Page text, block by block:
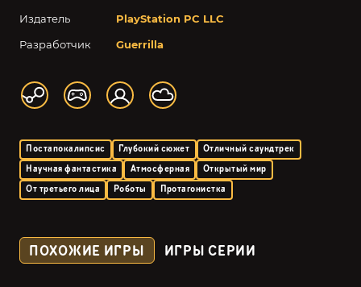
Издатель
PlayStation PC LLC
Разработчик
Guerrilla
Постапокалипсис Глубокий сюжет
Отличный саундтрек
Научная фантастика
Атмосферная
Открытый мир
От третьего лица
Роботы Протагонистка
ПОХОЖИЕ ИГРЫ ИГРЫ СЕРИИ